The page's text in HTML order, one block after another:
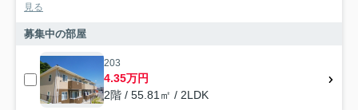
見る
募集中の部屋
203
4.35万円
2階 / 55.81㎡ / 2LDK